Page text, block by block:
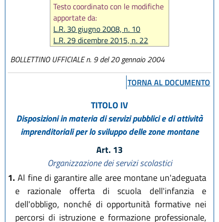
Testo coordinato con le modifiche
apportate da:
L.R. 30 giugno 2008, n. 10
L.R. 29 dicembre 2015, n. 22
L.R. 27 dicembre 2017, n. 25
L.R. 31 luglio 2020 n. 3
L.R. 29 dicembre 2020, n. 11
L.R. 29 luglio 2021, n. 8
BOLLETTINO UFFICIALE n. 9 del 20 gennaio 2004
TORNA AL DOCUMENTO
TITOLO IV
Disposizioni in materia di servizi pubblici e di attività
imprenditoriali per lo sviluppo delle zone montane
Art. 13
Organizzazione dei servizi scolastici
1. Al fine di garantire alle aree montane un'adeguata
e razionale offerta di scuola dell'infanzia e
dell'obbligo, nonché di opportunità formative nei
percorsi di istruzione e formazione professionale,